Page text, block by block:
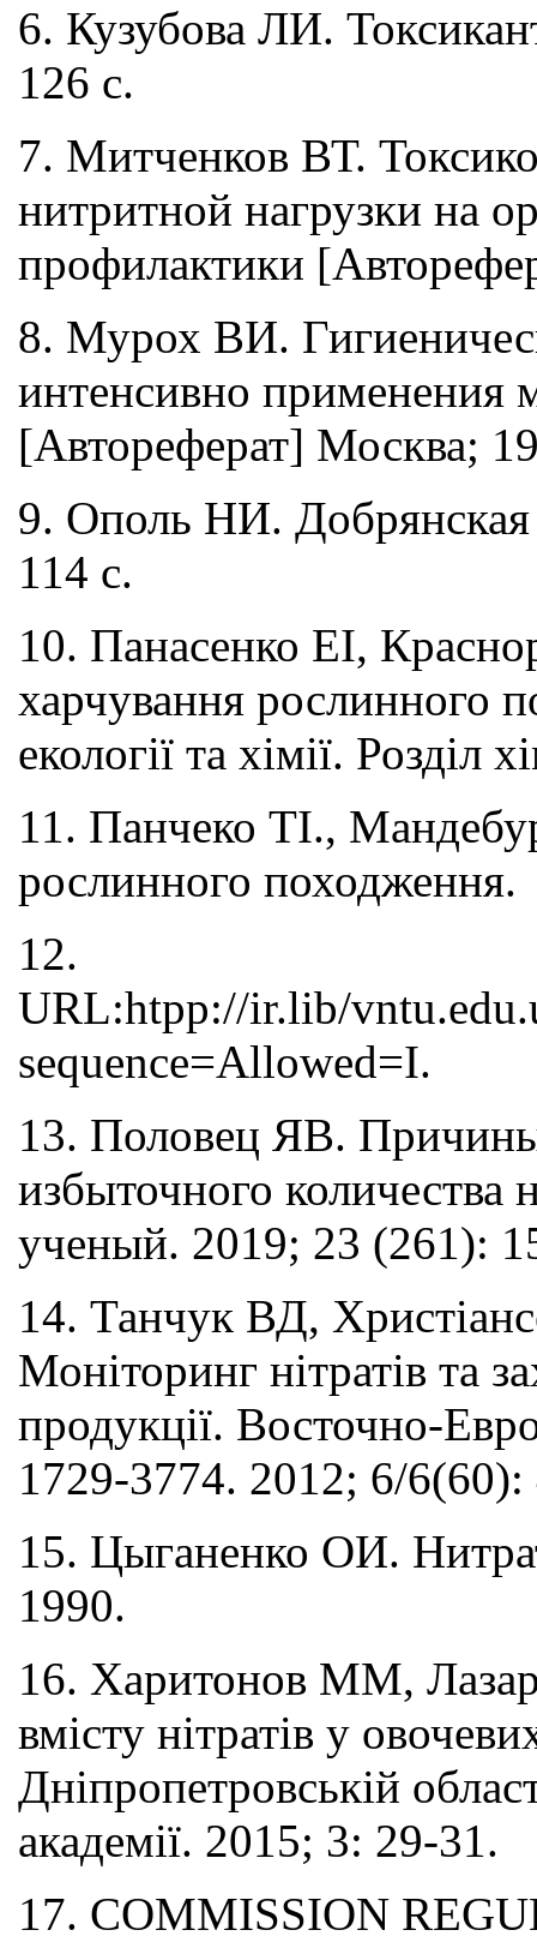
6. Кузубова ЛИ.
126 с.
7. Митченков ВТ.
нитритной нагрузки на
профилактики
8. Мурох ВИ.
интенсивно применения
[Автореферат] Москва;
9. Ополь НИ.
114 с.
10. Панасенко ЕІ,
харчування рослинного
екології та хімії.
11. Панчеко ТІ.,
рослинного походження.
12.
URL:htpp://ir.lib/
sequence=Allowed=I.
13. Половец ЯВ.
избыточного количества
ученый. 2019; 23 (261):
14. Танчук ВД,
Моніторинг нітратів та
продукції. Восточно-
1729-3774. 2012; 6/6(60):
15. Цыганенко ОИ.
1990.
16. Харитонов ММ,
вмісту нітратів у
Дніпропетровській
академії. 2015; 3: 29-31.
17. COMMISSION